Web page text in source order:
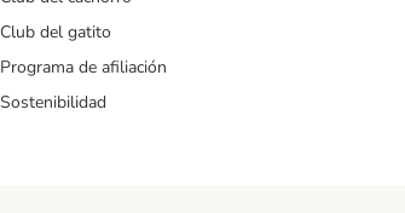
Club del gatito
Programa de afiliación
Sostenibilidad